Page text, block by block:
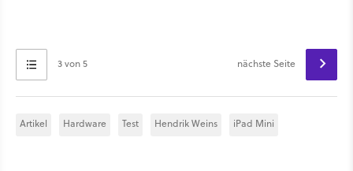
3 von 5 nächste Seite
Artikel Hardware Test Hendrik Weins iPad Mini